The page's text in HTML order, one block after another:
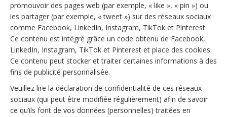
promouvoir des pages web (par exemple, « like », « pin ») ou
les partager (par exemple, « tweet ») sur des réseaux sociaux
comme Facebook, LinkedIn, Instagram, TikTok et Pinterest.
Ce contenu est intégré grâce un code obtenu de Facebook,
LinkedIn, Instagram, TikTok et Pinterest et place des cookies.
Ce contenu peut stocker et traiter certaines informations à des
fins de publicité personnalisée.
Veuillez lire la déclaration de confidentialité de ces réseaux
sociaux (qui peut être modifiée régulièrement) afin de savoir
ce qu’ils font de vos données (personnelles) traitées en